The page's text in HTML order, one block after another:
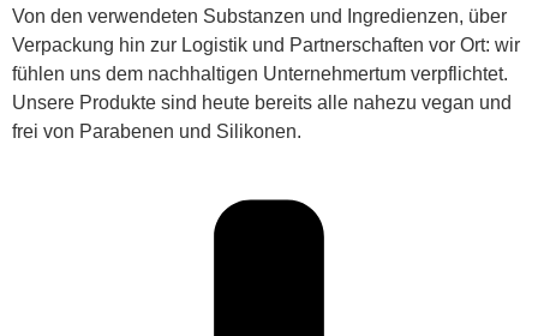
Von den verwendeten Substanzen und Ingredienzen, über
Verpackung hin zur Logistik und Partnerschaften vor Ort: wir
fühlen uns dem nachhaltigen Unternehmertum verpflichtet.
Unsere Produkte sind heute bereits alle nahezu vegan und
frei von Parabenen und Silikonen.